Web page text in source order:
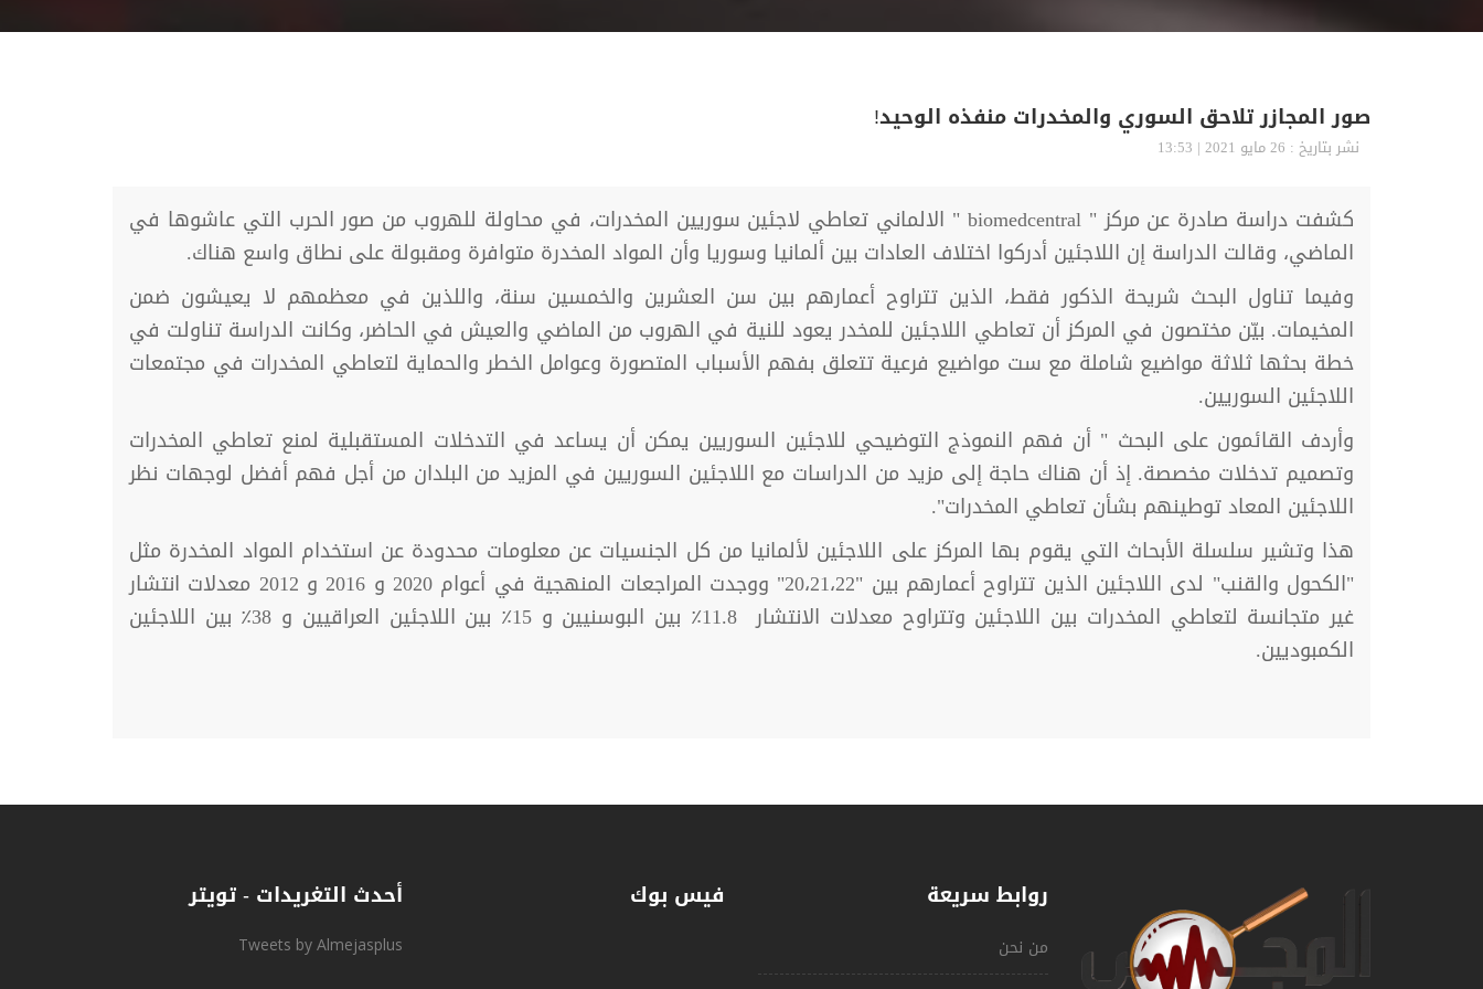
صور المجازر تلاحق السوري والمخدرات منفذه الوحيد!
نشر بتاريخ : 26 مايو 2021 | 13:53
كشفت دراسة صادرة عن مركز " biomedcentral " الالماني تعاطي لاجئين سوريين المخدرات، في محاولة للهروب من صور الحرب التي عاشوها في
الماضي، وقالت الدراسة إن اللاجئين أدركوا اختلاف العادات بين ألمانيا وسوريا وأن المواد المخدرة متوافرة ومقبولة على نطاق واسع هناك.
وفيما تناول البحث شريحة الذكور فقط، الذين تتراوح أعمارهم بين سن العشرين والخمسين سنة، واللذين في معظمهم لا يعيشون ضمن
المخيمات. بيّن مختصون في المركز أن تعاطي اللاجئين للمخدر يعود للنية في الهروب من الماضي والعيش في الحاضر، وكانت الدراسة تناولت في
خطة بحثها ثلاثة مواضيع شاملة مع ست مواضيع فرعية تتعلق بفهم الأسباب المتصورة وعوامل الخطر والحماية لتعاطي المخدرات في مجتمعات
اللاجئين السوريين.
وأردف القائمون على البحث " أن فهم النموذج التوضيحي للاجئين السوريين يمكن أن يساعد في التدخلات المستقبلية لمنع تعاطي المخدرات
وتصميم تدخلات مخصصة. إذ أن هناك حاجة إلى مزيد من الدراسات مع اللاجئين السوريين في المزيد من البلدان من أجل فهم أفضل لوجهات نظر
اللاجئين المعاد توطينهم بشأن تعاطي المخدرات".
هذا وتشير سلسلة الأبحاث التي يقوم بها المركز على اللاجئين لألمانيا من كل الجنسيات عن معلومات محدودة عن استخدام المواد المخدرة مثل
"الكحول والقنب" لدى اللاجئين الذين تتراوح أعمارهم بين "20،21،22" ووجدت المراجعات المنهجية في أعوام 2020 و 2016 و 2012 معدلات انتشار
غير متجانسة لتعاطي المخدرات بين اللاجئين وتتراوح معدلات الانتشار 11.8٪ بين البوسنيين و 15٪ بين اللاجئين العراقيين و 38٪ بين اللاجئين
الكمبوديين.
روابط سريعة
من نحن
فيس بوك أحدث التغريدات - تويتر
Tweets by Almejasplus